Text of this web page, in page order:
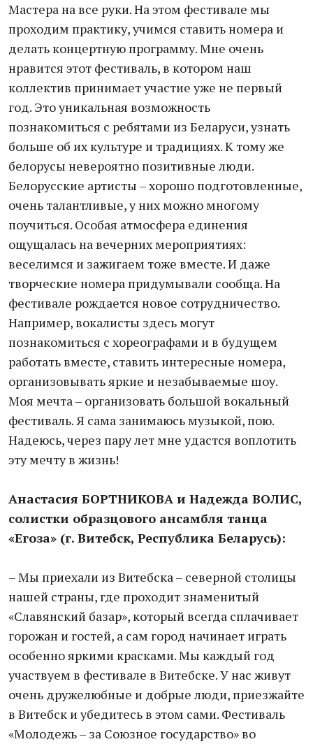
Мастера на все руки. На этом фестивале мы
проходим практику, учимся ставить номера и
делать концертную программу. Мне очень
нравится этот фестиваль, в котором наш
коллектив принимает участие уже не первый
год. Это уникальная возможность
познакомиться с ребятами из Беларуси, узнать
больше об их культуре и традициях. К тому же
белорусы невероятно позитивные люди.
Белорусские артисты – хорошо подготовленные,
очень талантливые, у них можно многому
поучиться. Особая атмосфера единения
ощущалась на вечерних мероприятиях:
веселимся и зажигаем тоже вместе. И даже
творческие номера придумывали сообща. На
фестивале рождается новое сотрудничество.
Например, вокалисты здесь могут
познакомиться с хореографами и в будущем
работать вместе, ставить интересные номера,
организовывать яркие и незабываемые шоу.
Моя мечта – организовать большой вокальный
фестиваль. Я сама занимаюсь музыкой, пою.
Надеюсь, через пару лет мне удастся воплотить
эту мечту в жизнь!
Анастасия БОРТНИКОВА и Надежда ВОЛИС,
солистки образцового ансамбля танца
«Егоза» (г. Витебск, Республика Беларусь):
– Мы приехали из Витебска – северной столицы
нашей страны, где проходит знаменитый
«Славянский базар», который всегда сплачивает
горожан и гостей, а сам город начинает играть
особенно яркими красками. Мы каждый год
участвуем в фестивале в Витебске. У нас живут
очень дружелюбные и добрые люди, приезжайте
в Витебск и убедитесь в этом сами. Фестиваль
«Молодежь – за Союзное государство» во